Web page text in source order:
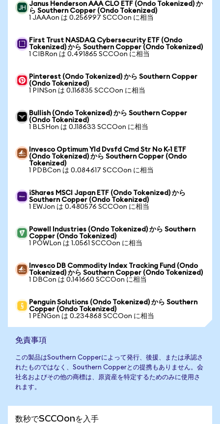
Janus Henderson AAA CLO ETF (Ondo Tokenized) か
ら Southern Copper (Ondo Tokenized)
1 JAAAon は 0.256997 SCCOon に相当
First Trust NASDAQ Cybersecurity ETF (Ondo
Tokenized) から Southern Copper (Ondo Tokenized)
1 CIBRon は 0.491865 SCCOon に相当
Pinterest (Ondo Tokenized) から Southern Copper
(Ondo Tokenized)
1 PINSon は 0.116835 SCCOon に相当
Bullish (Ondo Tokenized) から Southern Copper
(Ondo Tokenized)
1 BLSHon は 0.118633 SCCOon に相当
Invesco Optimum Yld Dvsfd Cmd Str No K-1 ETF
(Ondo Tokenized) から Southern Copper (Ondo
Tokenized)
1 PDBCon は 0.084617 SCCOon に相当
iShares MSCI Japan ETF (Ondo Tokenized) から
Southern Copper (Ondo Tokenized)
1 EWJon は 0.480576 SCCOon に相当
Powell Industries (Ondo Tokenized) から Southern
Copper (Ondo Tokenized)
1 POWLon は 1.0561 SCCOon に相当
Invesco DB Commodity Index Tracking Fund (Ondo
Tokenized) から Southern Copper (Ondo Tokenized)
1 DBCon は 0.141660 SCCOon に相当
Penguin Solutions (Ondo Tokenized) から Southern
Copper (Ondo Tokenized)
1 PENGon は 0.234868 SCCOon に相当
免責事項
この製品はSouthern Copperによって発行、後援、または承認さ
れたものではなく、Southern Copperとの提携もありません。会
社名およびその他の商標は、原資産を特定するためのみに使用さ
れます。
数秒でSCCOonを入手